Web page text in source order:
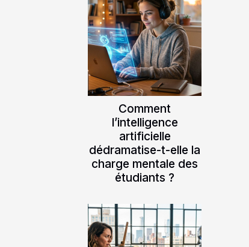
Comment
l’intelligence
artificielle
dédramatise-t-elle la
charge mentale des
étudiants ?